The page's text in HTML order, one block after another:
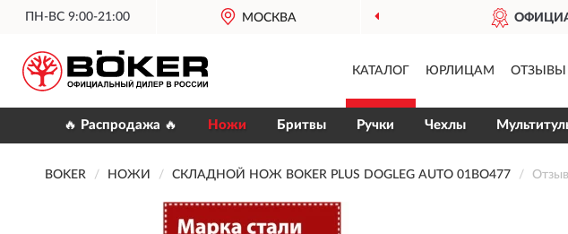
ПН-ВС 9:00-21:00 МОСКВА
КАТАЛОГ ЮРЛИЦАМ ОТЗЫВЫ
🔥 Распродажа 🔥 Ножи Бритвы Ручки Чехлы
BOKER НОЖИ СКЛАДНОЙ НОЖ BOKER PLUS DOGLEG AUTO 01BO477